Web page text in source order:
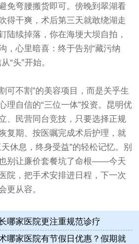
免弯腰搬货即可。傍晚到翠湖看
得干爽，术后第三天就敢绕湖走
陆续掉落，你在海埂大坝自拍，
，心里暗喜：终于告别“藏污纳
“头”开始。
可不割”的美容项目，而是关乎生
理自信的“三位一体”投资。昆明优
、民营同台竞技，只要选择正规
复期、按医嘱完成术后护理，就
休息，终身受益”的轻松记忆。别
别让廉价套餐坑了命根——今天
院，把手术安排进日程，下一次
更从容。
哪家医院更注重规范诊疗
哪家医院有节假日优惠？假期就